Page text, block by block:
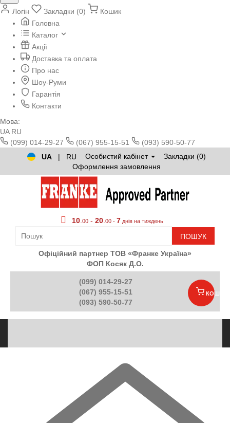
Логін Закладки (0)
Кошик
Головна
Каталог
Акції
Доставка та оплата
Про нас
Шоу-Руми
Гарантія
Контакти
Мова:
UA RU
(099) 014-29-27
(067) 955-15-51
(093) 590-50-77
UA
| RU Особистий кабінет
Закладки (0)
Оформлення замовлення
10 00 - 20 00 - 7 днів на тиждень
ПОШУК
Офіційний партнер ТОВ «Франке Україна»
ФОП Косяк Д.О.
(099) 014-29-27
(067) 955-15-51
(093) 590-50-77
КОШИК